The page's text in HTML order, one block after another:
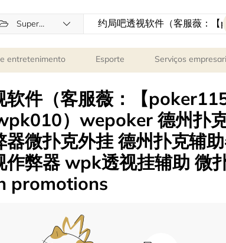
Supermarkets
entretenimento Esporte Serviços
软件（客服薇：【
）wepoker 德州扑
器微扑克外挂 德州扑克辅
作弊器 wpk透视挂辅助 微
promotions